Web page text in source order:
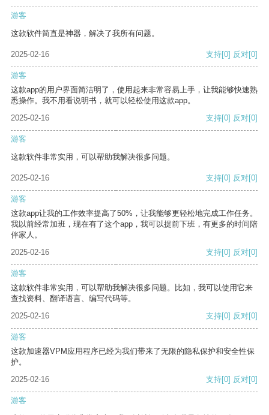
游客
这款软件简直是神器，解决了我所有问题。
2025-02-16 支持[0] 反对[0]
游客
这款app的用户界面简洁明了，使用起来非常容易上手，让我能够快速熟
悉操作。我不用看说明书，就可以轻松使用这款app。
2025-02-16
支持[0] 反对[0]
游客
这款软件非常实用，可以帮助我解决很多问题。
2025-02-16 支持[0] 反对[0]
游客
这款app让我的工作效率提高了50%，让我能够更轻松地完成工作任务。
我以前经常加班，现在有了这个app，我可以提前下班，有更多的时间陪
伴家人。
2025-02-16
支持[0] 反对[0]
游客
这款软件非常实用，可以帮助我解决很多问题。比如，我可以使用它来
查找资料、翻译语言、编写代码等。
2025-02-16
支持[0] 反对[0]
游客
这款加速器VPM应用程序已经为我们带来了无限的隐私保护和安全性保
护。
2025-02-16
支持[0] 反对[0]
游客